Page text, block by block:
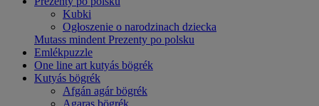
Kubki
Ogłoszenie o narodzinach dziecka
Mutass mindent Prezenty po polsku
Emlékpuzzle
One line art kutyás bögrék
Kutyás bögrék
Afgán agár bögrék
Agaras bögrék